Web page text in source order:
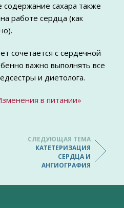
содержание сахара также
работе сердца (как
сочетается с сердечной
важно выполнять все
и диетолога.
в питании»
СЛЕДУЮЩАЯ ТЕМА
КАТЕТЕРИЗАЦИЯ
СЕРДЦА И
АНГИОГРАФИЯ